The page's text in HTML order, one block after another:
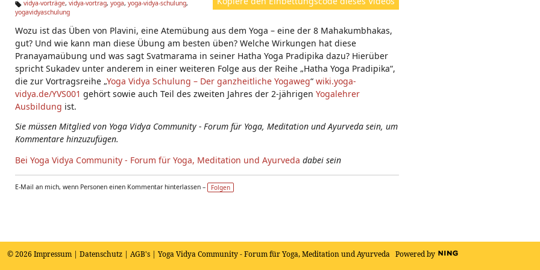
e
Ta
s:
vidya-vorträge, vidya-vortrag, yoga, yoga-vidya-schulung,
yogavidyaschulung
Wozu ist das Üben von Plavini, eine Atemübung aus dem Yoga – eine der 8 Mahakumbhakas,
gut? Und wie kann man diese Übung am besten üben? Welche Wirkungen hat diese
Pranayamaübung und was sagt Svatmarama in seiner Hatha Yoga Pradipika dazu? Hierüber
spricht Sukadev unter anderem in einer weiteren Folge aus der Reihe „Hatha Yoga Pradipika“,
die zur Vortragsreihe „Yoga Vidya Schulung – Der ganzheitliche Yogaweg“ wiki.yoga-
vidya.de/YVS001 gehört sowie auch Teil des zweiten Jahres der 2-jährigen Yogalehrer
Ausbildung ist.
Sie müssen Mitglied von Yoga Vidya Community - Forum für Yoga, Meditation und Ayurveda sein, um
Kommentare hinzuzufügen.
Bei Yoga Vidya Community - Forum für Yoga, Meditation und Ayurveda dabei sein
E-Mail an mich, wenn Personen einen Kommentar hinterlassen – Folgen
© 2026 Impressum | Datenschutz | AGB's | Yoga Vidya Community - Forum für Yoga, Meditation und Ayurveda Powered by